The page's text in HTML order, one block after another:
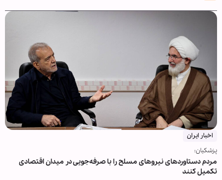
اخبار ایران
پزشکیان:
مردم دستاوردهای نیروهای مسلح را با صرفه‌جویی در میدان اقتصادی
تکمیل کنند